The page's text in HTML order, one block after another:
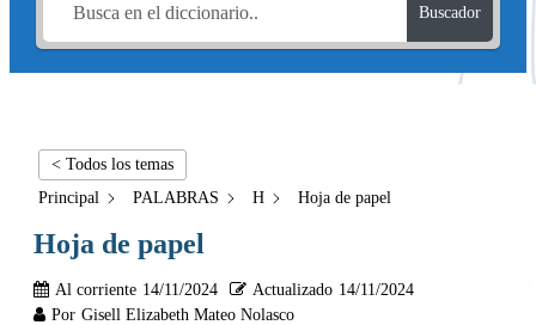
Buscador
< Todos los temas
Principal
PALABRAS H Hoja de papel
Hoja de papel
Al corriente 14/11/2024 Actualizado 14/11/2024
Por Gisell Elizabeth Mateo Nolasco